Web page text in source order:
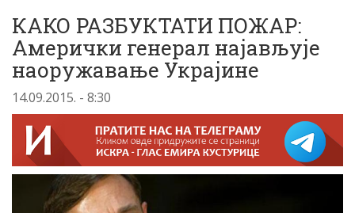
КАКО РАЗБУКТАТИ ПОЖАР:
Амерички генерал најављује
наоружавање Украјине
14.09.2015. - 8:30